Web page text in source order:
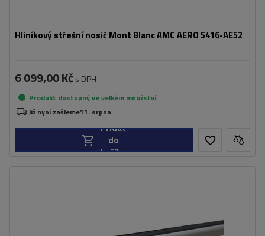
Hliníkový střešní nosič Mont Blanc AMC AERO 5416-AE52
6 099,00 Kč s DPH
Produkt dostupný ve velkém množství
Již nyní zašleme11. srpna
Přidat
do
košíku